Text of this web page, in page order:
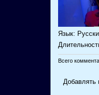
Язык:
Всего
Добавлять